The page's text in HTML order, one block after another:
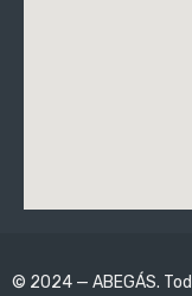
© 2024 — ABEGÁS.